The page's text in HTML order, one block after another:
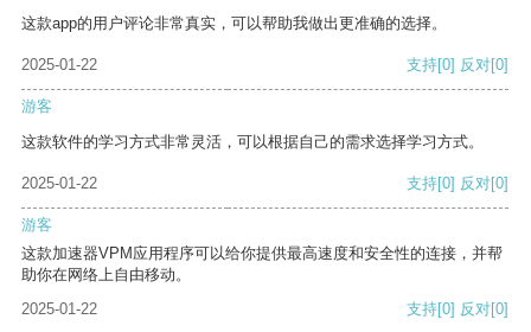
这款app的用户评论非常真实，可以帮助我做出更准确的选择。
2025-01-22 支持[0] 反对[0]
游客
这款软件的学习方式非常灵活，可以根据自己的需求选择学习方式。
2025-01-22 支持[0] 反对[0]
游客
这款加速器VPM应用程序可以给你提供最高速度和安全性的连接，并帮
助你在网络上自由移动。
2025-01-22
支持[0] 反对[0]